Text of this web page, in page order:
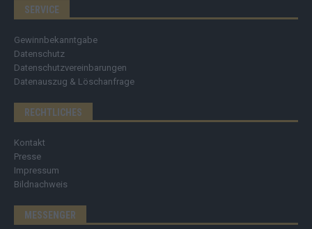
SERVICE
Gewinnbekanntgabe
Datenschutz
Datenschutzvereinbarungen
Datenauszug & Löschanfrage
RECHTLICHES
Kontakt
Presse
Impressum
Bildnachweis
MESSENGER